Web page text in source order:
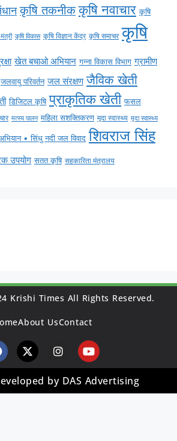
कृषि तकनीक कृषि नवाचार कृषि
कृषि विकास कृषि विज्ञान केंद्र कृषि समाचर कृषि
खेत बचाओ अभियान गन्ना विकास विभाग ग्रामीण
जलवायु परिवर्तन जल संरक्षण जैविक खेती
डिजिटल कृषि प्राकृतिक खेती फसल
मत्स्य पालन महिला सशक्तिकरण मृदा स्वास्थ्य मृदा स्वास्थ्य
• सिंधु नदी जल विवाद शिवराज सिंह
उपयोग सतत कृषि सहकारिता मंत्रालय
Krishi Times All Rights Reserved.
About UsContact
by DAS Advertising